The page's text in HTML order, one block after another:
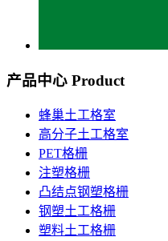
产品中心 Product
蜂巢土工格室
高分子土工格室
PET格栅
注塑格栅
凸结点钢塑格栅
钢塑土工格栅
塑料土工格栅